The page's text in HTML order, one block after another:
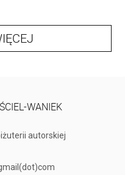
WANIEK
autorskiej